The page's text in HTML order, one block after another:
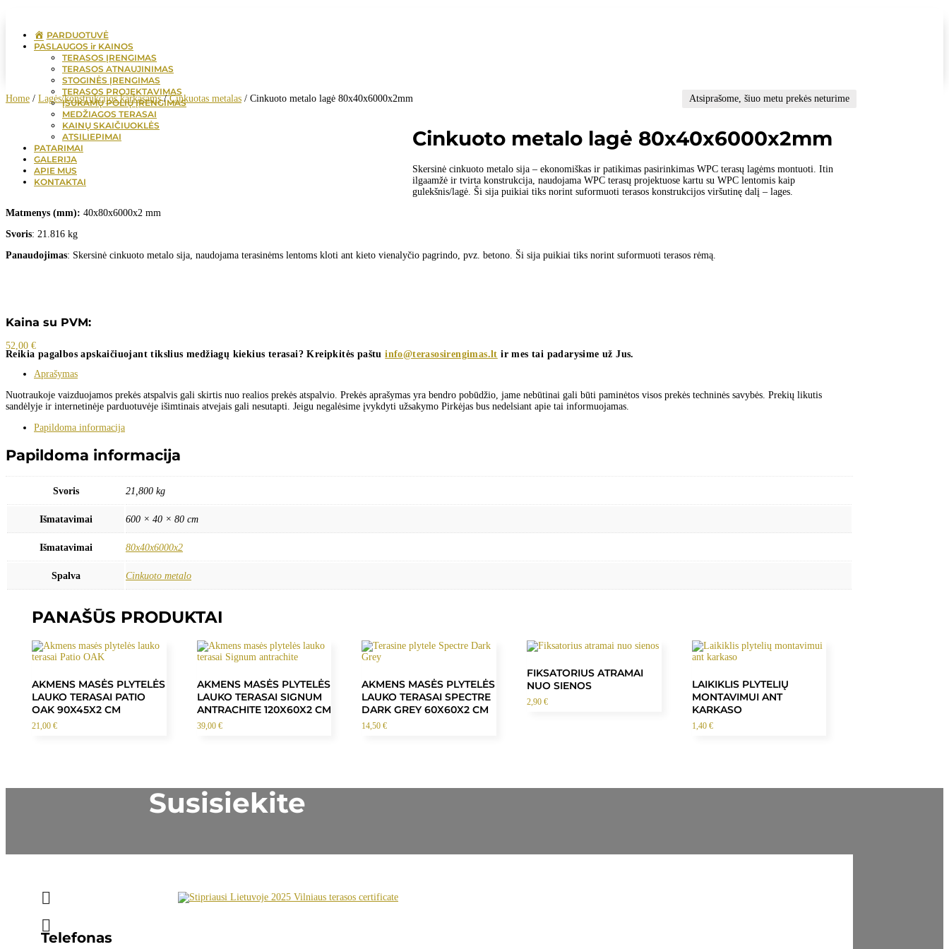
PARDUOTUVĖ
PASLAUGOS ir KAINOS
TERASOS ĮRENGIMAS
TERASOS ATNAUJINIMAS
STOGINĖS ĮRENGIMAS
TERASOS PROJEKTAVIMAS
ĮSUKAMŲ POLIŲ ĮRENGIMAS
MEDŽIAGOS TERASAI
KAINŲ SKAIČIUOKLĖS
ATSILIEPIMAI
PATARIMAI
GALERIJA
APIE MUS
KONTAKTAI
Atsiprašome, šiuo metu prekės neturime
Home / Lagės/konstrukcijos karkasams/Cinkuotas metalas / Cinkuoto metalo lagė 80x40x6000x2mm
Cinkuoto metalo lagė 80x40x6000x2mm
Skersinė cinkuoto metalo sija – ekonomiškas ir patikimas pasirinkimas WPC terasų lagėms montuoti. Itin
ilgaamžė ir tvirta konstrukcija, naudojama WPC terasų projektuose kartu su WPC lentomis kaip
gulekšnis/lagė. Ši sija puikiai tiks norint suformuoti terasos konstrukcijos viršutinę dalį – lages.
Matmenys (mm): 40x80x6000x2 mm
Svoris: 21.816 kg
Panaudojimas: Skersinė cinkuoto metalo sija, naudojama terasinėms lentoms kloti ant kieto vienalyčio pagrindo, pvz. betono. Ši sija puikiai tiks norint suformuoti terasos rėmą.
Kaina su PVM:
52,00 €
Reikia pagalbos apskaičiuojant tikslius medžiagų kiekius terasai? Kreipkitės paštuinfo@terasosirengimas.lt ir mes tai padarysime už Jus.
Aprašymas
Nuotraukoje vaizduojamos prekės atspalvis gali skirtis nuo realios prekės atspalvio. Prekės aprašymas yra bendro pobūdžio, jame nebūtinai gali būti paminėtos visos prekės techninės savybės. Prekių likutis
sandėlyje ir internetinėje parduotuvėje išimtinais atvejais gali nesutapti. Jeigu negalėsime įvykdyti užsakymo Pirkėjas bus nedelsiant apie tai informuojamas.
Papildoma informacija
Papildoma informacija
Svoris 21,800 kg
Išmatavimai 600 × 40 × 80 cm
Išmatavimai 80x40x6000x2
Spalva Cinkuoto metalo
PANAŠŪS PRODUKTAI
AKMENS MASĖS PLYTELĖS
LAUKO TERASAI PATIO
OAK 90X45X2 CM
21,00 €
AKMENS MASĖS PLYTELĖS
LAUKO TERASAI SIGNUM
ANTRACHITE 120X60X2 CM
39,00 €
AKMENS MASĖS PLYTELĖS
LAUKO TERASAI SPECTRE
DARK GREY 60X60X2 CM
14,50€
FIKSATORIUS ATRAMAI
NUO SIENOS
2,90 €
LAIKIKLIS PLYTELIŲ
MONTAVIMUI ANT
KARKASO
1,40 €
Susisiekite

Telefonas
